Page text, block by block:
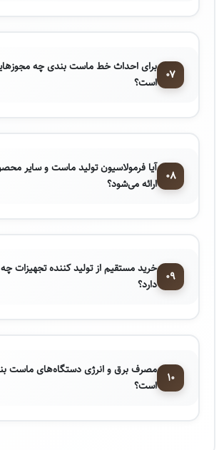
۰۷ برای احداث خط ماست ‌بندی چه
است؟
۰۸ آیا فرمولاسیون تولید ماست و سایر
ارائه می‌شود؟
۰۹ خرید مستقیم از تولید کننده تجهیزات
دارد؟
۱۰
مصرف برق و انرژی دستگاه‌های ماست
است؟